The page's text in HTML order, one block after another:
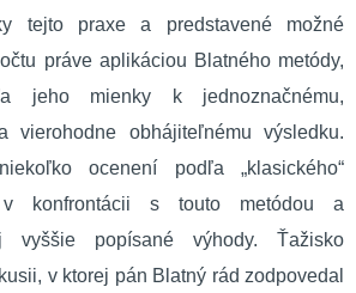
tejto praxe a predstavené možné
práve aplikáciou Blatného metódy,
jeho mienky k jednoznačnému,
vierohodne obhájiteľnému výsledku.
ocenení podľa „klasického“
v konfrontácii s touto metódou a
vyššie popísané výhody. Ťažisko
v ktorej pán Blatný rád zodpovedal